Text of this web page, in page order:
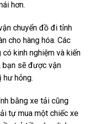
hơn.
chuyển đồ đi tỉnh
cho hàng hóa. Các
kinh nghiệm và kiến
bạn sẽ được vận
hư hỏng.
bằng xe tải cũng
tự mua một chiếc xe